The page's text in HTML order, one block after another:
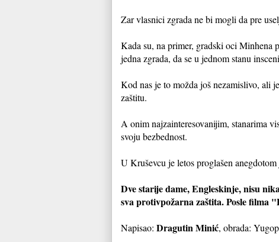
Zar vlasnici zgrada ne bi mogli da pre
Kada su, na primer, gradski oci Minhena
jedna zgrada, da se u jednom stanu
Kod nas je to možda još nezamislivo, ali
zaštitu.
A onim najzainteresovanijim, stanarima
svoju bezbednost.
U Kruševcu je letos proglašen
Dve starije dame, Engleskinje, nisu
sva protivpožarna zaštita. Posle filma
Napisao: Dragutin Minić, obrada: